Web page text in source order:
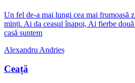
Un fel de-a mai lungi cea mai frumoasă
minți. Ai da ceasul înapoi, Ai fierbe
casă suntem
Alexandru Andrieș
Ceață